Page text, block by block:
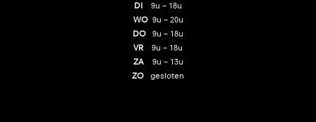
DI 9u – 18u
WO9u – 20u
DO 9u – 18u
VR 9u – 18u
ZA
9u – 13u
ZO gesloten